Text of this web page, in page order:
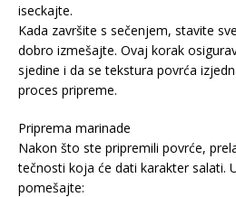
iseckajte.
Kada završite s sečenjem, stavite
dobro izmešajte. Ovaj korak
sjedine i da se tekstura povrća
proces pripreme.
Priprema marinade
Nakon što ste pripremili povrće,
tečnosti koja će dati karakter salati.
pomešajte: